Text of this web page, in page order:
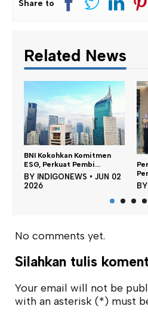
Share to
Related News
JUN 02
Perkuat Riset dan Inovasi,
Pemprov Sulba...
APR 15
No comments yet.
Silahkan tulis
Your email will not be
with an asterisk (*) must